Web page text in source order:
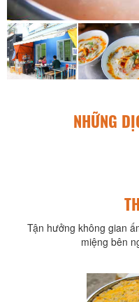
NHỮNG
Tận hưởng không gian
miệng bên